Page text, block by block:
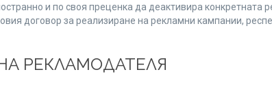
и по своя преценка да деактивира конкретната
договор за реализиране на рекламни кампании,
РЕКЛАМОДАТЕЛЯ